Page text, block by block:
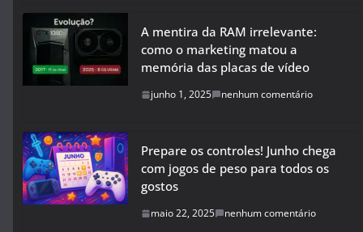
A mentira da RAM irrelevante:
como o marketing matou a
memória das placas de vídeo
junho 1, 2025 nenhum comentário
Prepare os controles! Junho chega
com jogos de peso para todos os
gostos
maio 22, 2025 nenhum comentário